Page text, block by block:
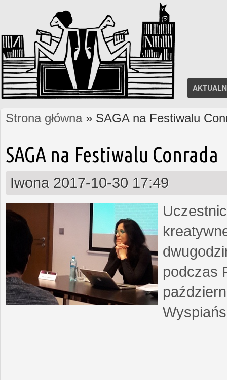
Jesteś tutaj
Strona główna» SAGA na Festiwalu
SAGA na Festiwalu Conrada
Iwona 2017-10-30 17:49
podczas